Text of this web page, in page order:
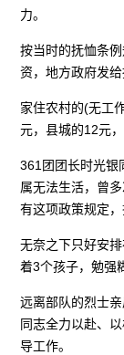
力。
按当时的抚恤条
资，地方政府发给
家住农村的(无工
元，县城的12元
361团团长时光银
属无法生活，曾
有这项政策规定，
无奈之下只好安
着3个孩子，勉强
远离部队的烈士
同志全力以赴、
导工作。